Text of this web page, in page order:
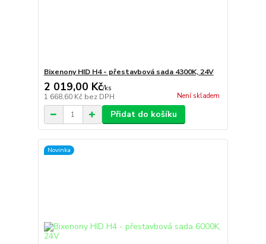
Bixenony HID H4 - přestavbová sada 4300K, 24V
2 019,00 Kč/ks
1 668,60 Kč bez DPH Není skladem
Přidat do košíku
Novinka